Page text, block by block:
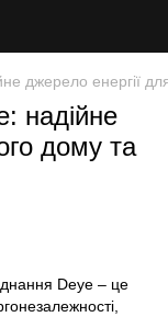
джерело енергії
надійне
дому та
Deye – це